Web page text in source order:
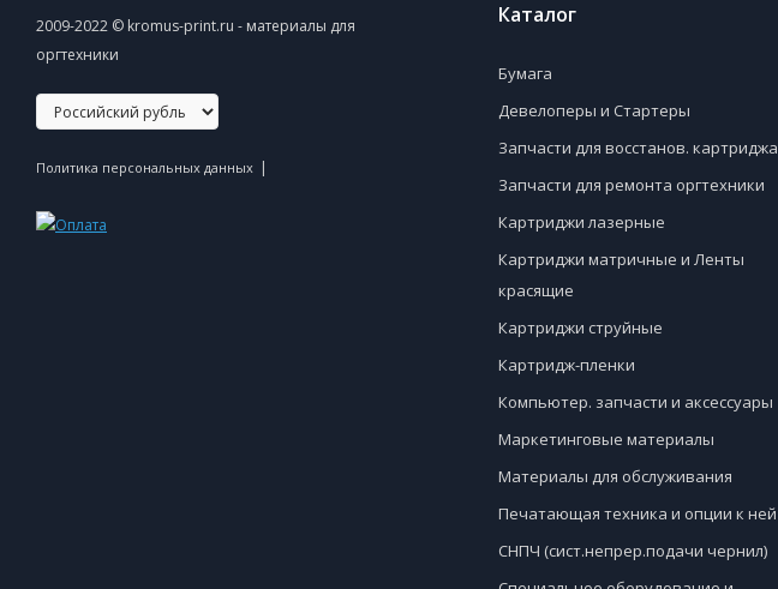
2009-2022 © kromus-print.ru - материалы для
оргтехники
Политика персональных данных |
Каталог
Бумага
Девелоперы и Стартеры
Запчасти для восстанов. картриджа
Запчасти для ремонта оргтехники
Картриджи лазерные
Картриджи матричные и Ленты
красящие
Картриджи струйные
Картридж-пленки
Компьютер. запчасти и аксессуары
Маркетинговые материалы
Материалы для обслуживания
Печатающая техника и опции к ней
СНПЧ (сист.непрер.подачи чернил)